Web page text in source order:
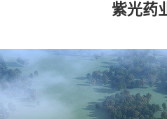
紫光药